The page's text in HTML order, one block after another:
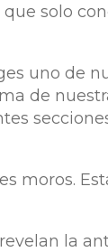
solo
uno de
de
moros.
la